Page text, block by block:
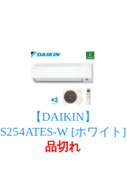
【DAIKIN】
S254ATES-W [ホワイト]
品切れ